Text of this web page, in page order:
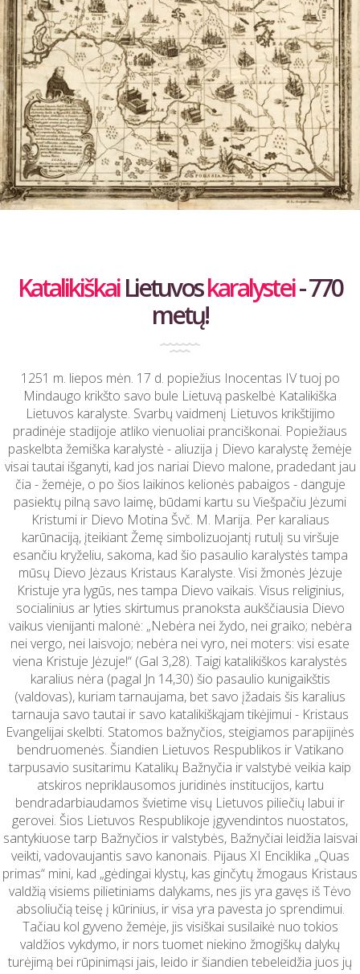
KatalikiškaiLietuvoskaralystei- 770
metų!
1251 m. liepos mėn. 17 d. popiežius Inocentas IV tuoj po
Mindaugo krikšto savo bule Lietuvą paskelbė Katalikiška
Lietuvos karalyste. Svarbų vaidmenį Lietuvos krikštijimo
pradinėje stadijoje atliko vienuoliai pranciškonai. Popiežiaus
paskelbta žemiška karalystė - aliuzija į Dievo karalystę žemėje
visai tautai išganyti, kad jos nariai Dievo malone, pradedant jau
čia - žemėje, o po šios laikinos kelionės pabaigos - danguje
pasiektų pilną savo laimę, būdami kartu su Viešpačiu Jėzumi
Kristumi ir Dievo Motina Švč. M. Marija. Per karaliaus
karūnaciją, įteikiant Žemę simbolizuojantį rutulį su viršuje
esančiu kryželiu, sakoma, kad šio pasaulio karalystės tampa
mūsų Dievo Jėzaus Kristaus Karalyste. Visi žmonės Jėzuje
Kristuje yra lygūs, nes tampa Dievo vaikais. Visus religinius,
socialinius ar lyties skirtumus pranoksta aukščiausia Dievo
vaikus vienijanti malonė: „Nebėra nei žydo, nei graiko; nebėra
nei vergo, nei laisvojo; nebėra nei vyro, nei moters: visi esate
viena Kristuje Jėzuje!“ (Gal 3,28). Taigi katalikiškos karalystės
karalius nėra (pagal Jn 14,30) šio pasaulio kunigaikštis
(valdovas), kuriam tarnaujama, bet savo įžadais šis karalius
tarnauja savo tautai ir savo katalikiškąjam tikėjimui - Kristaus
Evangelijai skelbti. Statomos bažnyčios, steigiamos parapijinės
bendruomenės. Šiandien Lietuvos Respublikos ir Vatikano
tarpusavio susitarimu Katalikų Bažnyčia ir valstybė veikia kaip
atskiros nepriklausomos juridinės institucijos, kartu
bendradarbiaudamos švietime visų Lietuvos piliečių labui ir
gerovei. Šios Lietuvos Respublikoje įgyvendintos nuostatos,
santykiuose tarp Bažnyčios ir valstybės, Bažnyčiai leidžia laisvai
veikti, vadovaujantis savo kanonais. Pijaus XI Enciklika „Quas
primas“ mini, kad „gėdingai klystų, kas ginčytų žmogaus Kristaus
valdžią visiems pilietiniams dalykams, nes jis yra gavęs iš Tėvo
absoliučią teisę į kūrinius, ir visa yra pavesta jo sprendimui.
Tačiau kol gyveno žemėje, jis visiškai susilaikė nuo tokios
valdžios vykdymo, ir nors tuomet niekino žmogiškų dalykų
turėjimą bei rūpinimąsi jais, leido ir šiandien tebeleidžia juos jų